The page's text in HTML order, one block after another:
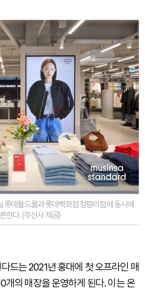
롯데월드몰과 롯데백화점 청량리점에 동시에
한다. (무신사 제공)
드는 2021년 홍대에 첫 오프라인 매
개의 매장을 운영하게 된다. 이는 온